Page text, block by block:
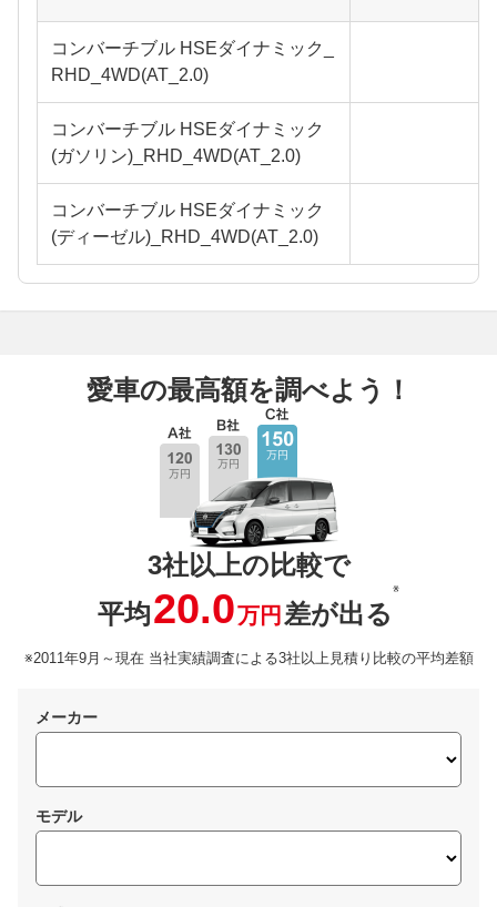
コンバーチブル HSEダイナミック_
RHD_4WD(AT_2.0)
コンバーチブル HSEダイナミック
(ガソリン)_RHD_4WD(AT_2.0)
コンバーチブル HSEダイナミック
(ディーゼル)_RHD_4WD(AT_2.0)
愛車の最高額を調べよう！
3社以上の比較で
平均20.0万円 差が出る
※
※2011年9月～現在 当社実績調査による3社以上見積り比較の平均差額
メーカー
モデル